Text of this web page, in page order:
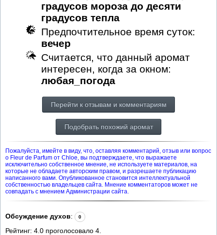
градусов мороза до десяти
градусов тепла
Предпочтительное время суток:
вечер
Считается, что данный аромат
интересен, когда за окном:
любая_погода
Перейти к отзывам и комментариям
Подобрать похожий аромат
Пожалуйста, имейте в виду, что, оставляя комментарий, отзыв или вопрос
о Fleur de Parfum от Chloe, вы подтверждаете, что выражаете
исключительно собственное мнение, не используете материалов, на
которые не обладаете авторским правом, и разрешаете публикацию
написанного вами. Опубликованное становится интеллектуальной
собственностью владельцев сайта. Мнение комментаторов может не
совпадать с мнением Администрации сайта.
Обсуждение духов: 0
Рейтинг: 4.0 проголосовало 4